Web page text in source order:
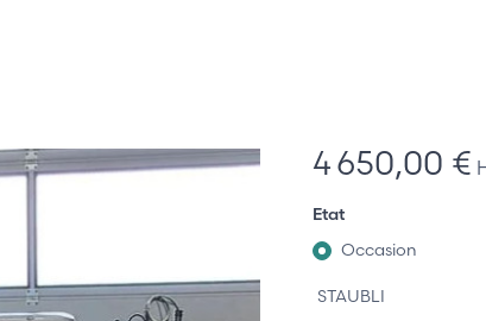
4 650,00 €
Etat
Occasion
STAUBLI